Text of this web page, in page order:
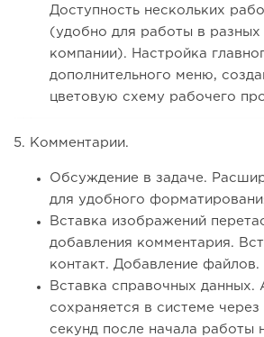
Доступность нескольких
(удобно для работы в
компании). Настройка
дополнительного меню,
цветовую схему рабочего
5. Комментарии.
Обсуждение в задаче.
для удобного
Вставка изображений
добавления комментария.
контакт. Добавление файлов.
Вставка справочных данных.
сохраняется в системе через
секунд после начала работы